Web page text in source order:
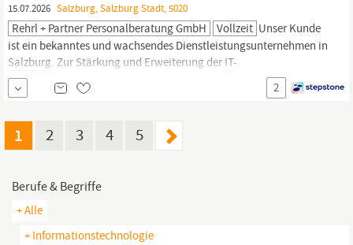
15.07.2026 Salzburg, Salzburg Stadt, 5020
Rehrl + Partner Personalberatung GmbH Vollzeit Unser Kunde
ist ein bekanntes und wachsendes Dienstleistungsunternehmen in
Salzburg. Zur Stärkung und Erweiterung der IT-
Organisationsstruktur besetzen wir aktuell die Position
Abteilungsleitung
-Abteilung in den
2
1 2 3 4 5
Berufe & Begriffe
+ Alle
+ Informationstechnologie